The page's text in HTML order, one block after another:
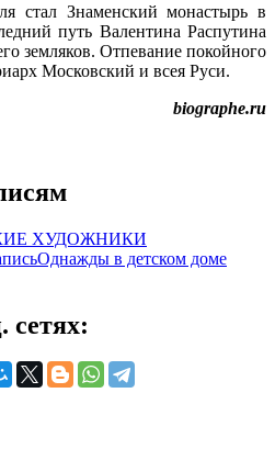
стал Знаменский монастырь в
путь Валентина Распутина
земляков. Отпевание покойного
Московский и всея Руси.
biographe.ru
ХУДОЖНИКИ
Однажды в детском доме
сетях: